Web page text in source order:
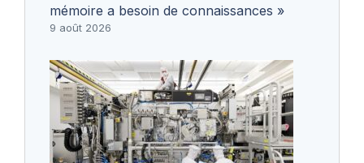
mémoire a besoin de connaissances »
9 août 2026